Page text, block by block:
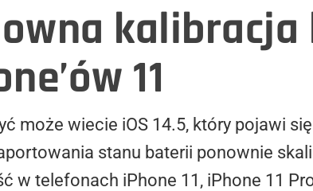
kalibracja
11
może wiecie iOS 14.5, który pojawi
stanu baterii ponownie
w telefonach iPhone 11, iPhone 11